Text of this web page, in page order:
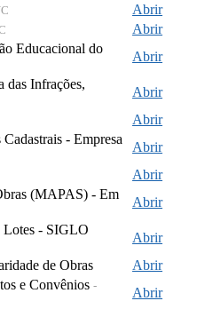
Abrir
Abrir
Educacional do
Abrir
das Infrações,
Abrir
Abrir
- Empresa
Abrir
Abrir
(MAPAS) - Em
Abrir
Lotes - SIGLO
Abrir
de Obras
Abrir
e Convênios -
Abrir